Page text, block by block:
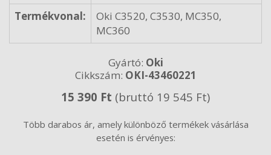
Termékvonal:
Oki C3520, C3530, MC350,
MC360
Gyártó: Oki
Cikkszám: OKI-43460221
15 390 Ft (bruttó 19 545 Ft)
Több darabos ár, amely különböző termékek vásárlása
esetén is érvényes: